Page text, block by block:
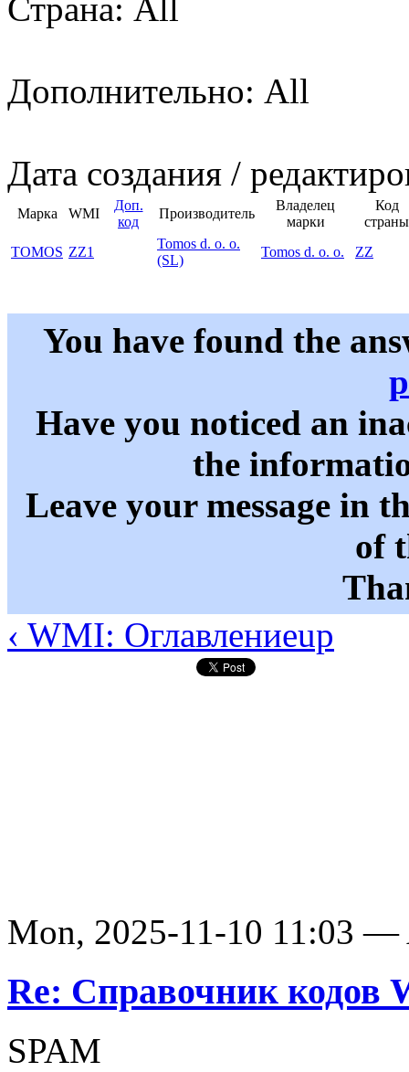
Страна: All
Дополнительно: All
Дата создания /
Марка WMI
Доп.
код
Производитель
Владелец
марки
Код
страны
TOMOS ZZ1
Tomos d. o. o.
(SL)
Tomos d. o. o. ZZ
You have found the
Have you noticed an
the
Leave your message in
of
‹ WMI: Оглавлениеup
Mon, 2025-11-10 11:03 —
Re: Справочник кодов
SPAM